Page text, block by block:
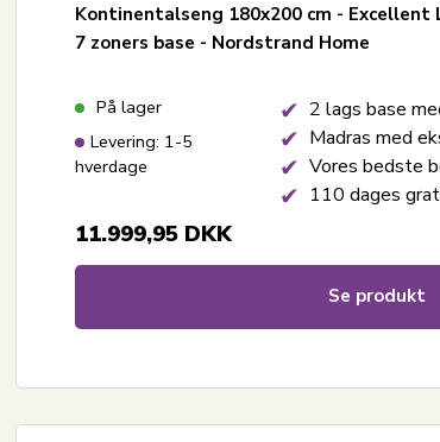
Kontinentalseng 180x200 cm - Excellent
7 zoners base - Nordstrand Home
På lager
Levering: 1-5
hverdage
2 lags base
Madras med
Vores bedste
110 dages
11.999,95 DKK
Se produkt